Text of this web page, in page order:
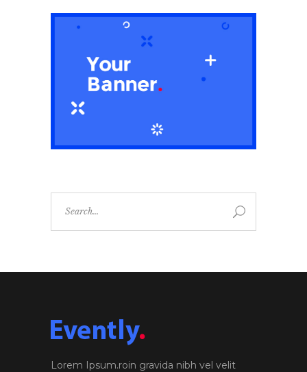
Lorem Ipsum.roin gravida nibh vel velit